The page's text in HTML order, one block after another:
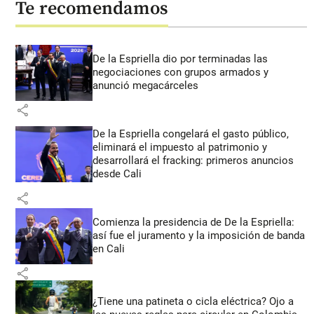
Te recomendamos
De la Espriella dio por terminadas las
negociaciones con grupos armados y
anunció megacárceles
share
De la Espriella congelará el gasto público,
eliminará el impuesto al patrimonio y
desarrollará el fracking: primeros anuncios
desde Cali
share
Comienza la presidencia de De la Espriella:
así fue el juramento y la imposición de banda
en Cali
share
¿Tiene una patineta o cicla eléctrica? Ojo a